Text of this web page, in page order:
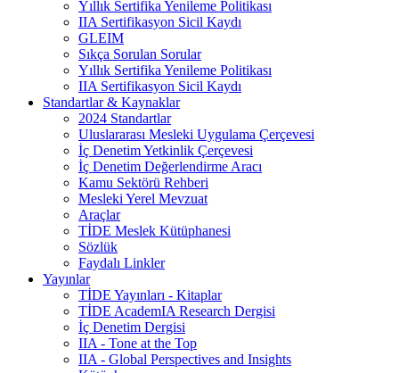
Yıllık Sertifika Yenileme Politikası
IIA Sertifikasyon Sicil Kaydı
GLEIM
Sıkça Sorulan Sorular
Yıllık Sertifika Yenileme Politikası
IIA Sertifikasyon Sicil Kaydı
Standartlar & Kaynaklar
2024 Standartlar
Uluslararası Mesleki Uygulama Çerçevesi
İç Denetim Yetkinlik Çerçevesi
İç Denetim Değerlendirme Aracı
Kamu Sektörü Rehberi
Mesleki Yerel Mevzuat
Araçlar
TİDE Meslek Kütüphanesi
Sözlük
Faydalı Linkler
Yayınlar
TİDE Yayınları - Kitaplar
TİDE AcademIA Research Dergisi
İç Denetim Dergisi
IIA - Tone at the Top
IIA - Global Perspectives and Insights